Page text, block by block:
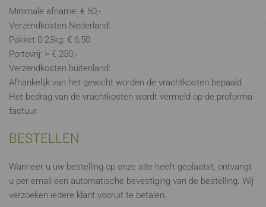
Minimale afname: € 50,-
Verzendkosten Nederland:
Pakket 0-23kg: € 6,50
Portovrij: > € 250,-
Verzendkosten buitenland:
Afhankelijk van het gewicht worden de vrachtkosten bepaald.
Het bedrag van de vrachtkosten wordt vermeld op de proforma
factuur.
BESTELLEN
Wanneer u uw bestelling op onze site heeft geplaatst, ontvangt
u per email een automatische bevestiging van de bestelling. Wij
verzoeken iedere klant vooruit te betalen.